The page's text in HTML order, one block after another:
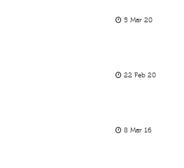
5 Mar 20
22 Feb 20
8 Mar 16